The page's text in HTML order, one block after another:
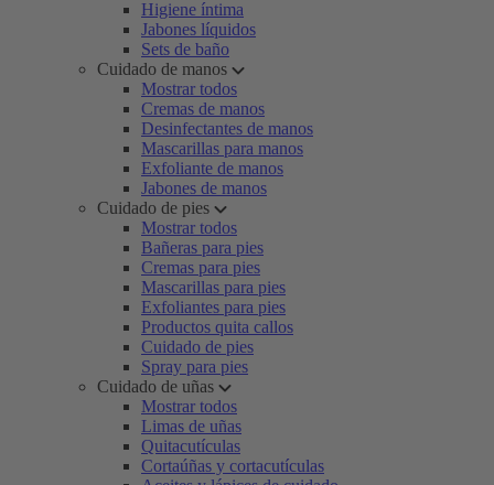
Higiene íntima
Jabones líquidos
Sets de baño
Cuidado de manos
Mostrar todos
Cremas de manos
Desinfectantes de manos
Mascarillas para manos
Exfoliante de manos
Jabones de manos
Cuidado de pies
Mostrar todos
Bañeras para pies
Cremas para pies
Mascarillas para pies
Exfoliantes para pies
Productos quita callos
Cuidado de pies
Spray para pies
Cuidado de uñas
Mostrar todos
Limas de uñas
Quitacutículas
Cortaúñas y cortacutículas